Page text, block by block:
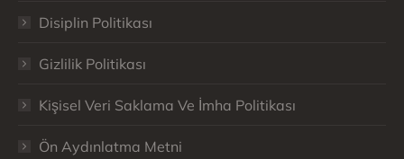
Disiplin Politikası
Gizlilik Politikası
Kişisel Veri Saklama Ve İmha Politikası
Ön Aydınlatma Metni